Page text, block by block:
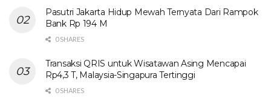
Pasutri Jakarta Hidup Mewah Ternyata Dari Rampok
Bank Rp 194 M
0 SHARES
Transaksi QRIS untuk Wisatawan Asing Mencapai
Rp4,3 T, Malaysia-Singapura Tertinggi
0 SHARES